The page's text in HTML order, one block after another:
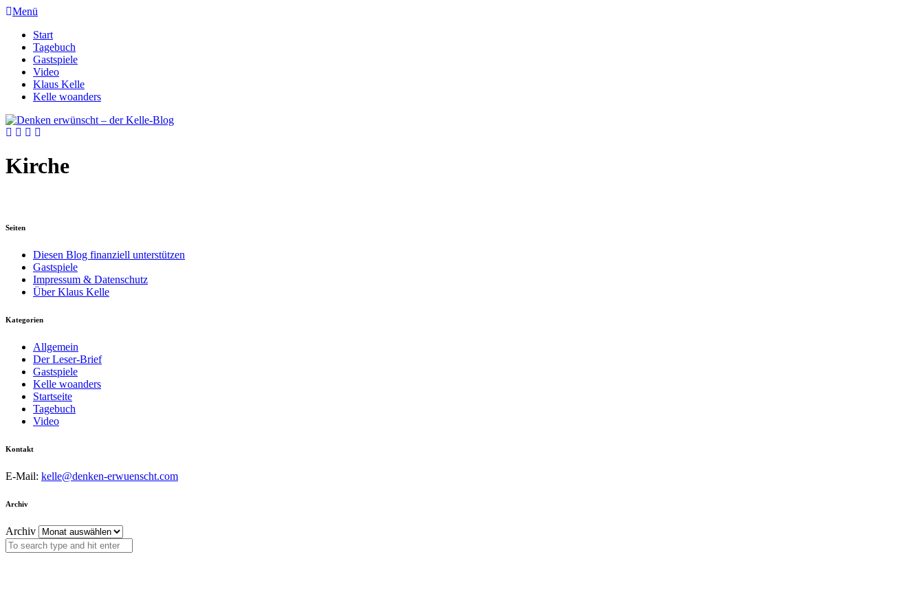
Menü
Start
Tagebuch
Gastspiele
Video
Klaus Kelle
Kelle woanders
Kirche
Seiten
Diesen Blog finanziell unterstützen
Gastspiele
Impressum & Datenschutz
Über Klaus Kelle
Kategorien
Allgemein
Der Leser-Brief
Gastspiele
Kelle woanders
Startseite
Tagebuch
Video
Kontakt
E-Mail: kelle@denken-erwuenscht.com
Archiv
Archiv